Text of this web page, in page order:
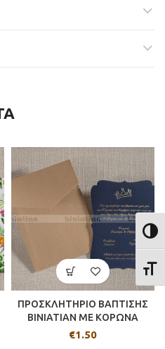
ΠΡΟΣΚΛΗΤΗΡΙΟ ΒΑΠΤΙΣΗΣ
BINIATIAN ΜΕ ΚΟΡΩΝΑ
€1.50